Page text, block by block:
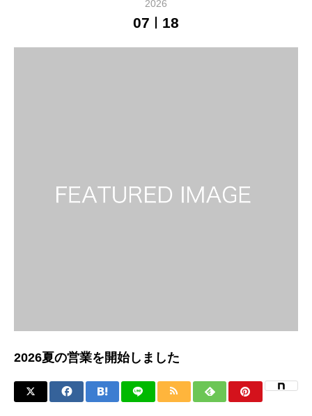
2026
07 18
2026夏の営業を開始しました